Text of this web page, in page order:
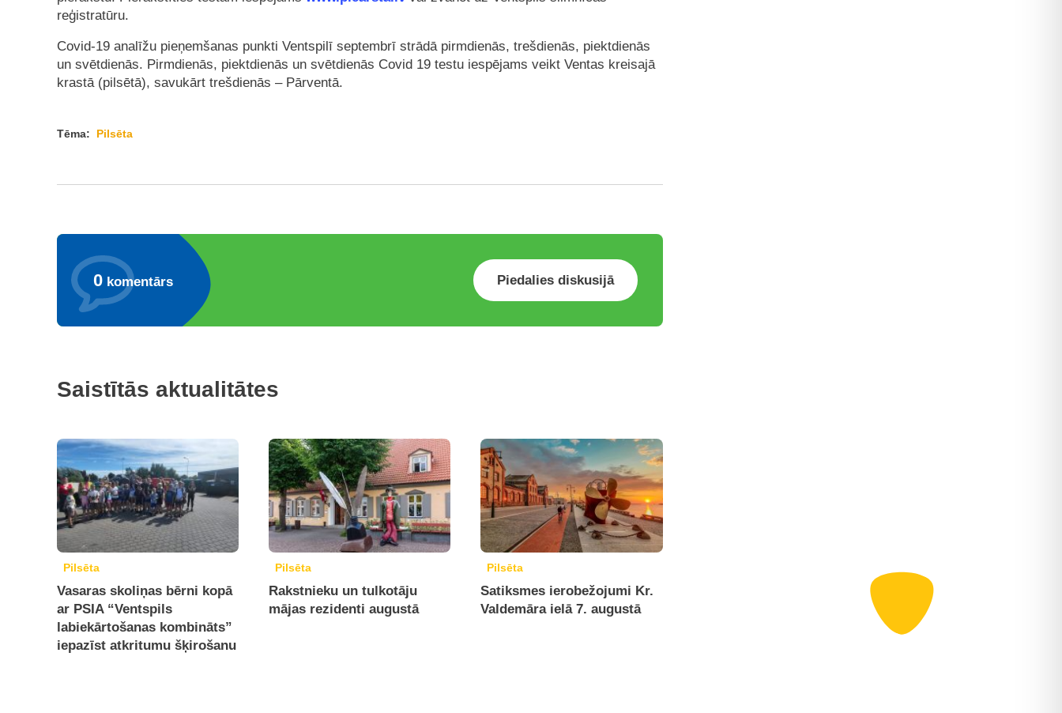
reģistratūru.
Covid-19 analīžu pieņemšanas punkti Ventspilī septembrī strādā pirmdienās, trešdienās, piektdienās
un svētdienās. Pirmdienās, piektdienās un svētdienās Covid 19 testu iespējams veikt Ventas kreisajā
krastā (pilsētā), savukārt trešdienās – Pārventā.
Tēma: Pilsēta
0 komentārs Piedalies diskusijā
Saistītās aktualitātes
Pilsēta
Vasaras skoliņas bērni kopā
ar PSIA “Ventspils
labiekārtošanas kombināts”
iepazīst atkritumu šķirošanu
Pilsēta
Rakstnieku un tulkotāju
mājas rezidenti augustā
Pilsēta
Satiksmes ierobežojumi Kr.
Valdemāra ielā 7. augustā